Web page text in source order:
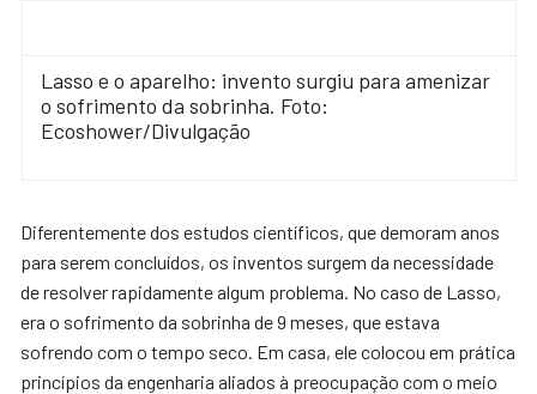
Lasso e o aparelho: invento surgiu para amenizar
o sofrimento da sobrinha. Foto:
Ecoshower/Divulgação
Diferentemente dos estudos científicos, que demoram anos
para serem concluídos, os inventos surgem da necessidade
de resolver rapidamente algum problema. No caso de Lasso,
era o sofrimento da sobrinha de 9 meses, que estava
sofrendo com o tempo seco. Em casa, ele colocou em prática
princípios da engenharia aliados à preocupação com o meio